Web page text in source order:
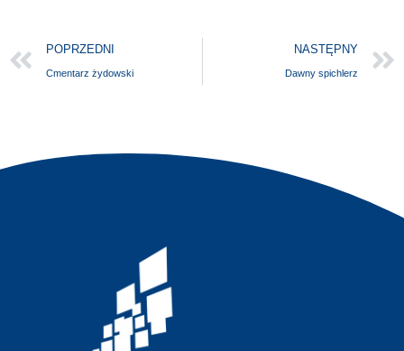
POPRZEDNI
Cmentarz żydowski
NASTĘPNY
Dawny spichlerz